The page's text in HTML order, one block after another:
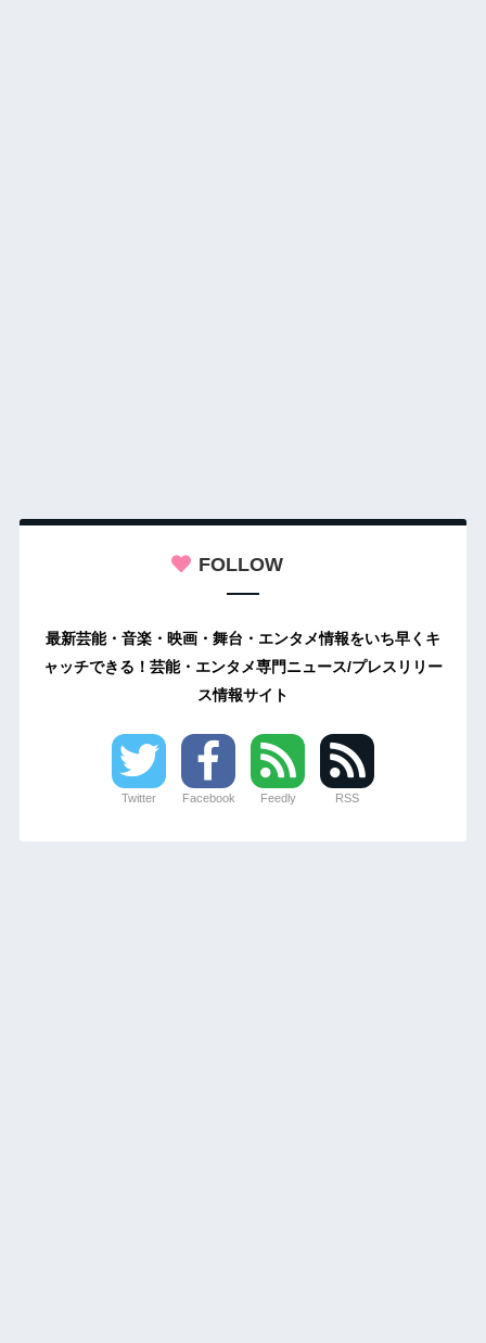
FOLLOW
最新芸能・音楽・映画・舞台・エンタメ情報をいち早くキ
ャッチできる！芸能・エンタメ専門ニュース/プレスリリー
ス情報サイト
Twitter Facebook Feedly RSS